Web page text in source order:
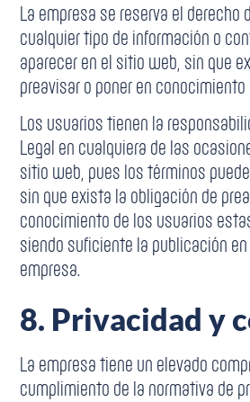
La empresa se reserva el derecho
cualquier tipo de información o
aparecer en el sitio web, sin que
preavisar o poner en conocimiento
Los usuarios tienen la
Legal en cualquiera de las
sitio web, pues los términos
sin que exista la obligación de
conocimiento de los usuarios
siendo suficiente la publicación
empresa.
8. Privacidad y
La empresa tiene un elevado
cumplimiento de la normativa de